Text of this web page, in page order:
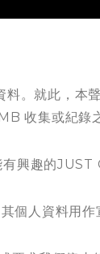
。就此，本
收集或紀錄
興趣的JUST
個人資料用